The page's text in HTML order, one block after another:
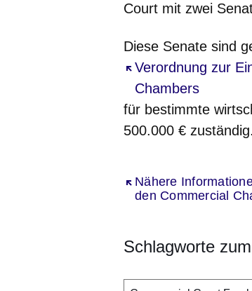
Court mit zwei
Diese Senate sind
Verordnung zur
Chambers
Öffnet sich in
für bestimmte
500.000 € zuständig.
Nähere
den Commercial
Öffnet sich in einem
Schlagworte